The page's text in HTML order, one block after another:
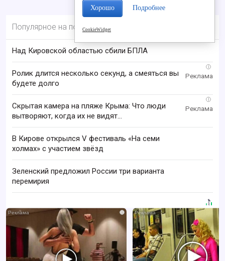
Популярное на портале
Над Кировской областью сбили БПЛА
i
Ролик длится несколько секунд, а смеяться вы
будете долго
i
Скрытая камера на пляже Крыма: Что люди
вытворяют, когда их не видят...
В Кирове открылся V фестиваль «На семи
холмах» с участием звёзд
Зеленский предложил России три варианта
перемирия
i
Хорошо Подробнее
CookieWidget